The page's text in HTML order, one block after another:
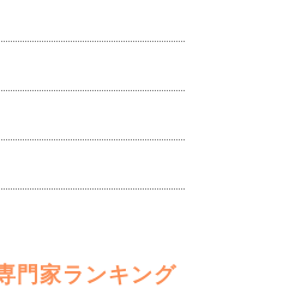
門家ランキング